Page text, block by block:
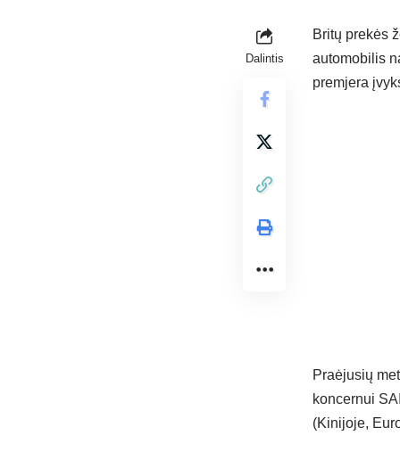
Dalintis
Britų prekės
automobilis
premjera
Praėjusių
koncernui
(Kinijoje,